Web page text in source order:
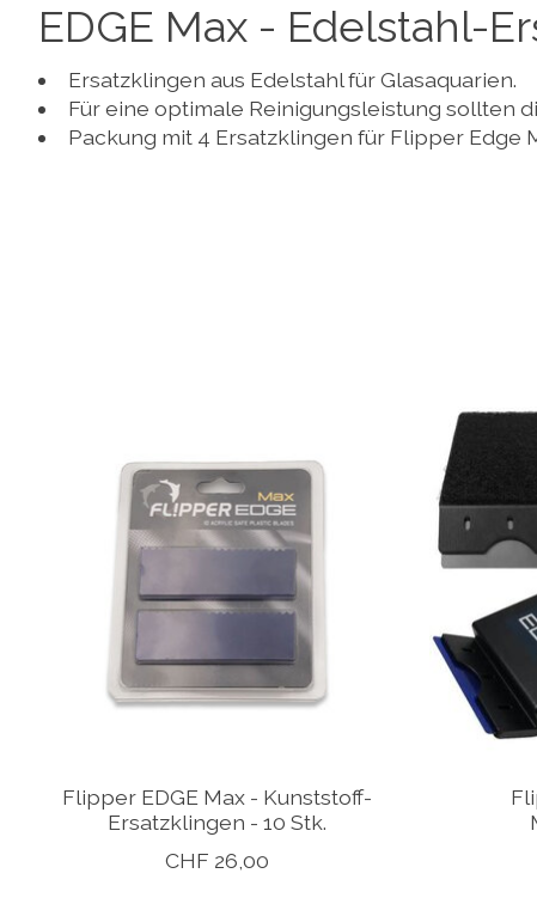
EDGE Max - Edelstahl-
Ersatzklingen aus Edelstahl für Glasaquarien.
Für eine optimale Reinigungsleistung sollten
Packung mit 4 Ersatzklingen für Flipper Edge
Flipper EDGE Max - Kunststoff-
Ersatzklingen - 10 Stk.
CHF 26,00